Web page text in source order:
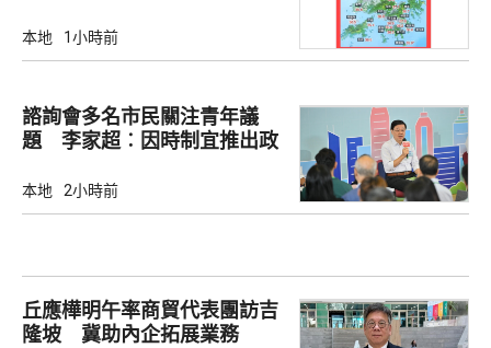
本地 1小時前
諮詢會多名市民關注青年議
題 李家超︰因時制宜推出政
本地 2小時前
丘應樺明午率商貿代表團訪吉
隆坡 冀助內企拓展業務